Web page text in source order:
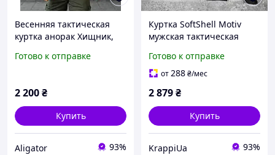
Весенняя тактическая
куртка анорак Хищник,
рип-стоп армейская
Готово к отправке
2 200₴
Купить
Aligator 93%
Куртка SoftShell Motiv
мужская тактическая
капюшоном Софт Шелл
на флисе черная
Готово к отправке
от288₴/мес
2 879₴
Купить
KrappiUa 93%